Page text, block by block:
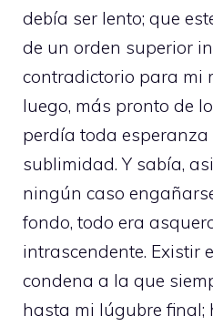
debía ser lento; que
de un orden superior
contradictorio para mi
luego, más pronto de
perdía toda
sublimidad. Y sabía,
ningún caso
fondo, todo era
intrascendente. Existir
condena a la que
hasta mi lúgubre final;